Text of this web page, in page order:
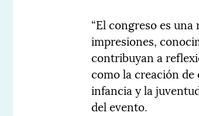
“El congreso es
impresiones,
contribuyan a
como la creación de
infancia y la
del evento.